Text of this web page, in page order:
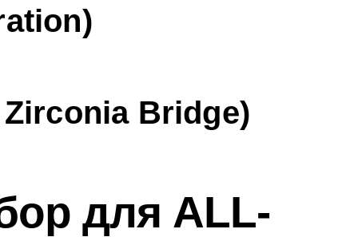
Bridge)
для ALL-